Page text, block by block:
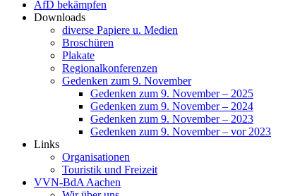
AfD bekämpfen
Downloads
diverse Papiere u. Medien
Broschüren
Plakate
Regionalkonferenzen
Gedenken zum 9. November
Gedenken zum 9. November – 2025
Gedenken zum 9. November – 2024
Gedenken zum 9. November – 2023
Gedenken zum 9. November – vor 2023
Links
Organisationen
Touristik und Freizeit
VVN-BdA Aachen